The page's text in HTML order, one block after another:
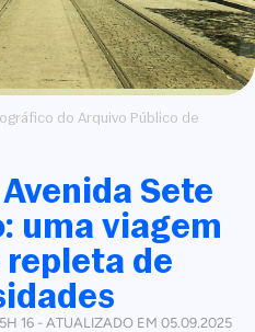
do Arquivo Público de
Sete
uma viagem
de
16 - ATUALIZADO EM 05.09.2025